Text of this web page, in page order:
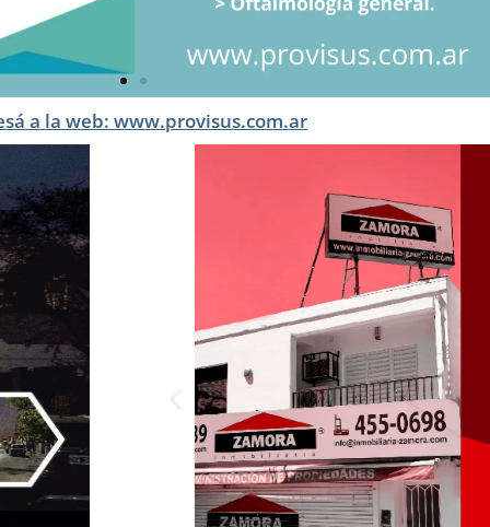
a la web: www.provisus.com.ar